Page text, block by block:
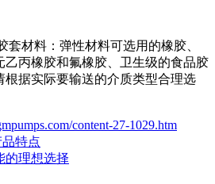
套材料：弹性材料可选用的橡胶、
乙丙橡胶和氟橡胶、卫生级的食品胶
根据实际要输送的介质类型合理选
content-27-1029.htm
特点
的理想选择